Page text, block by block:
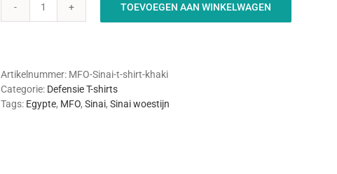
MFO-
shirt
Khaki
aantal
TOEVOEGEN AAN WINKELWAGEN
Artikelnummer: MFO-Sinai-t-shirt-khaki
Categorie: Defensie T-shirts
Tags: Egypte, MFO, Sinai, Sinai woestijn